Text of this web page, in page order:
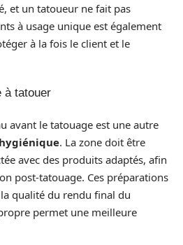
et un tatoueur ne fait pas
à usage unique est également
à la fois le client et le
à tatouer
avant le tatouage est une autre
. La zone doit être
avec des produits adaptés, afin
post-tatouage. Ces préparations
qualité du rendu final du
permet une meilleure